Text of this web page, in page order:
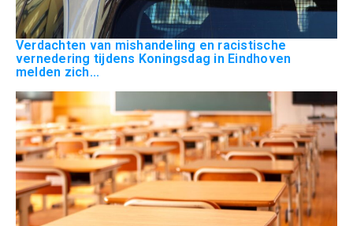
Verdachten van mishandeling en racistische
vernedering tijdens Koningsdag in Eindhoven
melden zich...